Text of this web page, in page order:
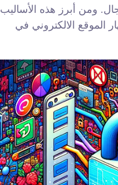
ومن أبرز هذه الأساليب
الموقع الالكتروني في